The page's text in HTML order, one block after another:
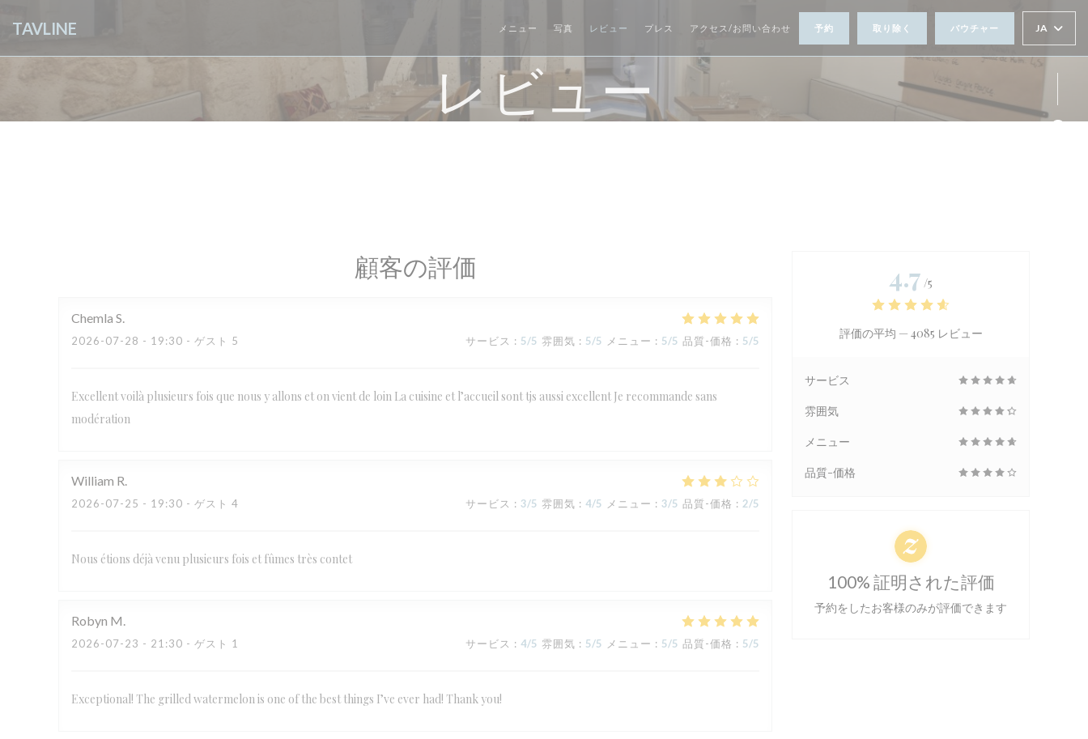
TAVLINE メニュー 写真 レビュー プレス アクセス/お問い合わせ 予約 取り除く バウチャー JA
レビュー
顧客の評価
Chemla S
2026-07-28 - 19:30 - ゲスト 5 サービス : 5/5 雰囲気 : 5/5 メニュー : 5/5 品質-価格 : 5/5
Excellent voilà plusieurs fois que nous y allons et on vient de loin La cuisine et l’accueil sont tjs aussi excellent Je recommande sans
modération
William R
2026-07-25 - 19:30 - ゲスト 4 サービス : 3/5 雰囲気 : 4/5 メニュー : 3/5 品質-価格 : 2/5
Nous étions déjà venu plusieurs fois et fûmes très contet
Robyn M
2026-07-23 - 21:30 - ゲスト 1 サービス : 4/5 雰囲気 : 5/5 メニュー : 5/5 品質-価格 : 5/5
Exceptional! The grilled watermelon is one of the best things I’ve ever had! Thank you!
4.7 /5
評価の平均 — 4085 レビュー
サービス
雰囲気
メニュー
品質-価格
100% 証明された評価
予約をしたお客様のみが評価できます